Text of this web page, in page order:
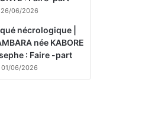
26/06/2026
nécrologique |
née KABORE
: Faire -part
01/06/2026